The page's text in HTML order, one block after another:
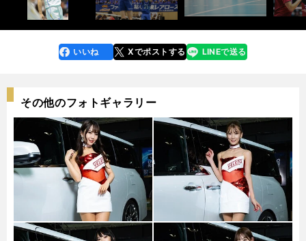
faceboo
k
いいね Xでポストする
line LINEで送る
その他のフォトギャラリー